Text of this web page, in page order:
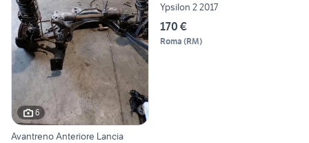
6
Avantreno Anteriore Lancia
Ypsilon 2 2017
170 €
Roma (RM)